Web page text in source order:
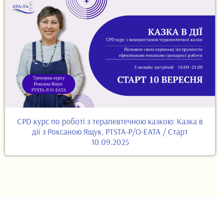
CPD курс по роботі з терапевтечною казкою: Казка в
дії з Роксаною Ящук, PTSTA-P/O-EATA / Старт
10.09.2025